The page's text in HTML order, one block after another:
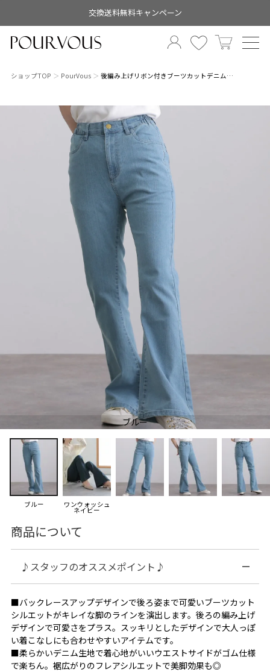
交換送料無料キャンペーン
ショップTOP PourVous 後編み上げリボン付きブーツカットデニム…
ブルー
ブルー ワンウォッシュ
ネイビー
商品について
♪スタッフのオススメポイント♪
■バックレースアップデザインで後ろ姿まで可愛いブーツカット
シルエットがキレイな脚のラインを演出します。後ろの編み上げ
デザインで可愛さをプラス。スッキリとしたデザインで大人っぽ
い着こなしにも合わせやすいアイテムです。
■柔らかいデニム生地で着心地がいいウエストサイドがゴム仕様
で楽ちん。裾広がりのフレアシルエットで美脚効果も◎